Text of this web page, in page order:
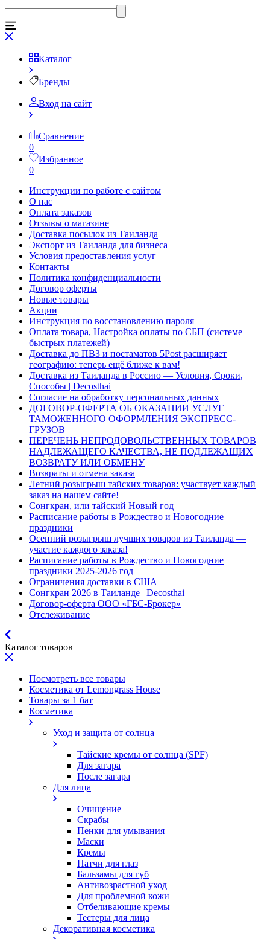
Каталог
Бренды
Вход на сайт
Сравнение
0
Избранное
0
Инструкции по работе с сайтом
О нас
Оплата заказов
Отзывы о магазине
Доставка посылок из Таиланда
Экспорт из Таиланда для бизнеса
Условия предоставления услуг
Контакты
Политика конфиденциальности
Договор оферты
Новые товары
Акции
Инструкция по восстановлению пароля
Оплата товара, Настройка оплаты по СБП (системе
быстрых платежей)
Доставка до ПВЗ и постаматов 5Post расширяет
географию: теперь ещё ближе к вам!
Доставка из Таиланда в Россию — Условия, Сроки,
Способы | Decosthai
Согласие на обработку персональных данных
ДОГОВОР-ОФЕРТА ОБ ОКАЗАНИИ УСЛУГ
ТАМОЖЕННОГО ОФОРМЛЕНИЯ ЭКСПРЕСС-
ГРУЗОВ
ПЕРЕЧЕНЬ НЕПРОДОВОЛЬСТВЕННЫХ ТОВАРОВ
НАДЛЕЖАЩЕГО КАЧЕСТВА, НЕ ПОДЛЕЖАЩИХ
ВОЗВРАТУ ИЛИ ОБМЕНУ
Возвраты и отмена заказа
Летний розыгрыш тайских товаров: участвует каждый
заказ на нашем сайте!
Сонгкран, или тайский Новый год
Расписание работы в Рождество и Новогодние
праздники
Осенний розыгрыш лучших товаров из Таиланда —
участие каждого заказа!
Расписание работы в Рождество и Новогодние
праздники 2025-2026 год
Ограничения доставки в США
Сонгкран 2026 в Таиланде | Decosthai
Договор-оферта ООО «ГБС-Брокер»
Отслеживание
Каталог товаров
Посмотреть все товары
Косметика от Lemongrass House
Товары за 1 бат
Косметика
Уход и защита от солнца
Тайские кремы от солнца (SPF)
Для загара
После загара
Для лица
Очищение
Скрабы
Пенки для умывания
Маски
Кремы
Патчи для глаз
Бальзамы для губ
Антивозрастной уход
Для проблемной кожи
Oтбеливающие кремы
Тестеры для лица
Декоративная косметика